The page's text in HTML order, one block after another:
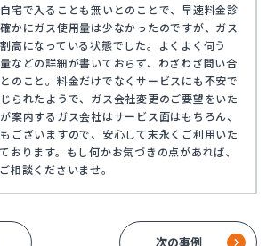
宅で入ることも無いとのことで、早速料金診
かにガス使用量は少なかったのですが、ガス
高になっている状態でした。よくよく伺う
などの詳細が書いておらず、わざわざ問い合
のこと。料金だけでなくサービスにも不安で
られたようで、ガス会社変更のご要望をいた
案内するガス会社はサービス面はもちろん、
ございますので、安心して末永くご利用いた
おります。もし何かお気づきの点があれば、
相談くださいませ。
次の事例